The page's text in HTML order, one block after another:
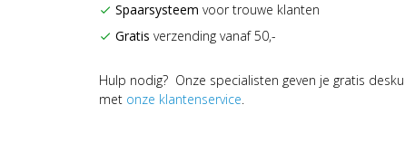
check Spaarsysteem voor trouwe klanten
check Gratis verzending vanaf 50,-
Hulp nodig? Onze specialisten geven je gratis
met onze klantenservice.